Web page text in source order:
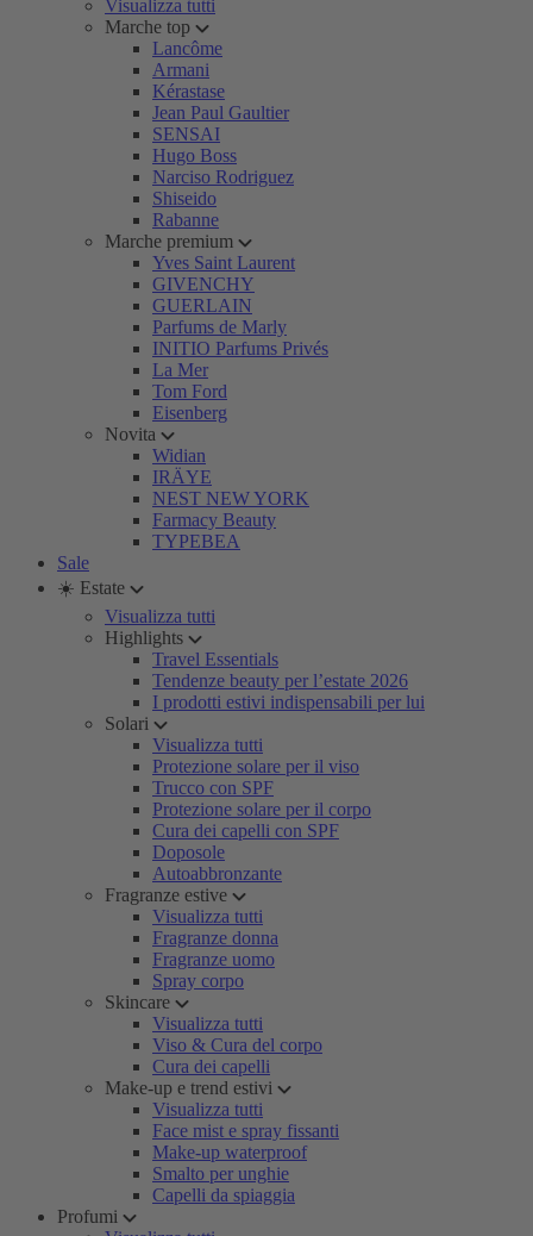
Visualizza tutti
Marche top
Lancôme
Armani
Kérastase
Jean Paul Gaultier
SENSAI
Hugo Boss
Narciso Rodriguez
Shiseido
Rabanne
Marche premium
Yves Saint Laurent
GIVENCHY
GUERLAIN
Parfums de Marly
INITIO Parfums Privés
La Mer
Tom Ford
Eisenberg
Novita
Widian
IRÄYE
NEST NEW YORK
Farmacy Beauty
TYPEBEA
Sale
☀️ Estate
Visualizza tutti
Highlights
Travel Essentials
Tendenze beauty per l’estate 2026
I prodotti estivi indispensabili per lui
Solari
Visualizza tutti
Protezione solare per il viso
Trucco con SPF
Protezione solare per il corpo
Cura dei capelli con SPF
Doposole
Autoabbronzante
Fragranze estive
Visualizza tutti
Fragranze donna
Fragranze uomo
Spray corpo
Skincare
Visualizza tutti
Viso & Cura del corpo
Cura dei capelli
Make-up e trend estivi
Visualizza tutti
Face mist e spray fissanti
Make-up waterproof
Smalto per unghie
Capelli da spiaggia
Profumi